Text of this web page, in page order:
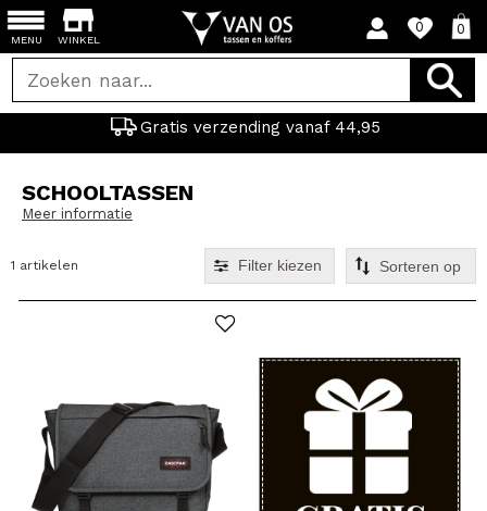
WINKEL
0 0
Gratis verzending vanaf 44,95
MENU
SCHOOLTASSEN
Meer informatie
1 artikelen Filter kiezen